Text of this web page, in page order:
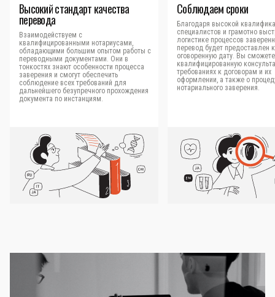
Высокий стандарт качества
перевода
Взаимодействуем с
квалифицированными нотариусами,
обладающими большим опытом работы с
переводными документами. Они в
тонкостях знают особенности процесса
заверения и смогут обеспечить
соблюдение всех требований для
дальнейшего безупречного прохождения
документа по инстанциям.
Соблюдаем сроки
Благодаря высокой
специалистов и грамотно
логистике процессов
перевод будет предоставлен
оговоренную дату. Вы
квалифицированную
требованиях к договорам и их
оформлении, а также о
нотариального заверения.